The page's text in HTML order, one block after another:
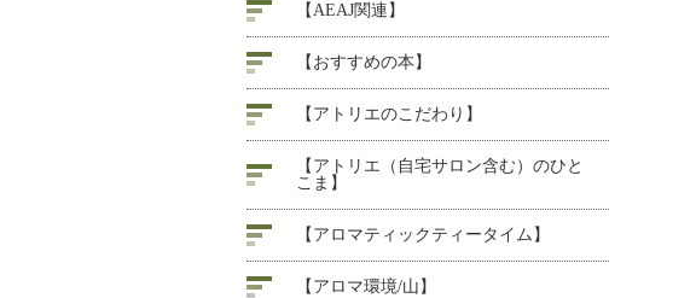
【AEAJ関連】
【おすすめの本】
【アトリエのこだわり】
【アトリエ（自宅サロン含む）のひと
こま】
【アロマティックティータイム】
【アロマ環境/山】